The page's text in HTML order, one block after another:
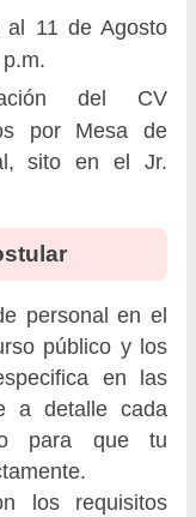
al 11 de Agosto
del CV
por Mesa de
sito en el Jr.
personal en el
público y los
en las
a detalle cada
para que tu
los requisitos